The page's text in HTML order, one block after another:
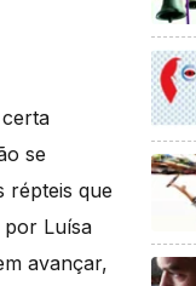
se
répteis que
por Luísa
avançar,